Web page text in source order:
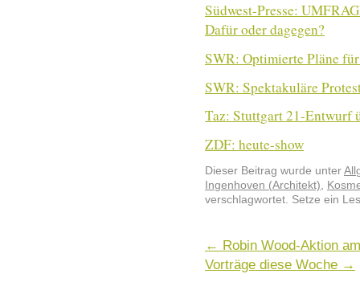
Südwest-Presse:
Dafür oder dagegen?
SWR: Optimierte Pläne
SWR: Spektakuläre
Taz: Stuttgart 21-Entwurf
ZDF: heute-show
Dieser Beitrag wurde unter
Ingenhoven (Architekt)
verschlagwortet. Setze ein
← Robin Wood-Aktion
Vorträge diese Woche →